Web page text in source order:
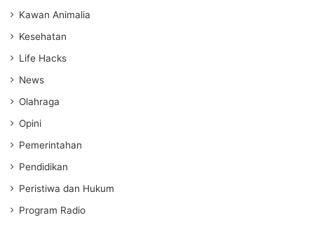
Kawan Animalia
Kesehatan
Life Hacks
News
Olahraga
Opini
Pemerintahan
Pendidikan
Peristiwa dan Hukum
Program Radio